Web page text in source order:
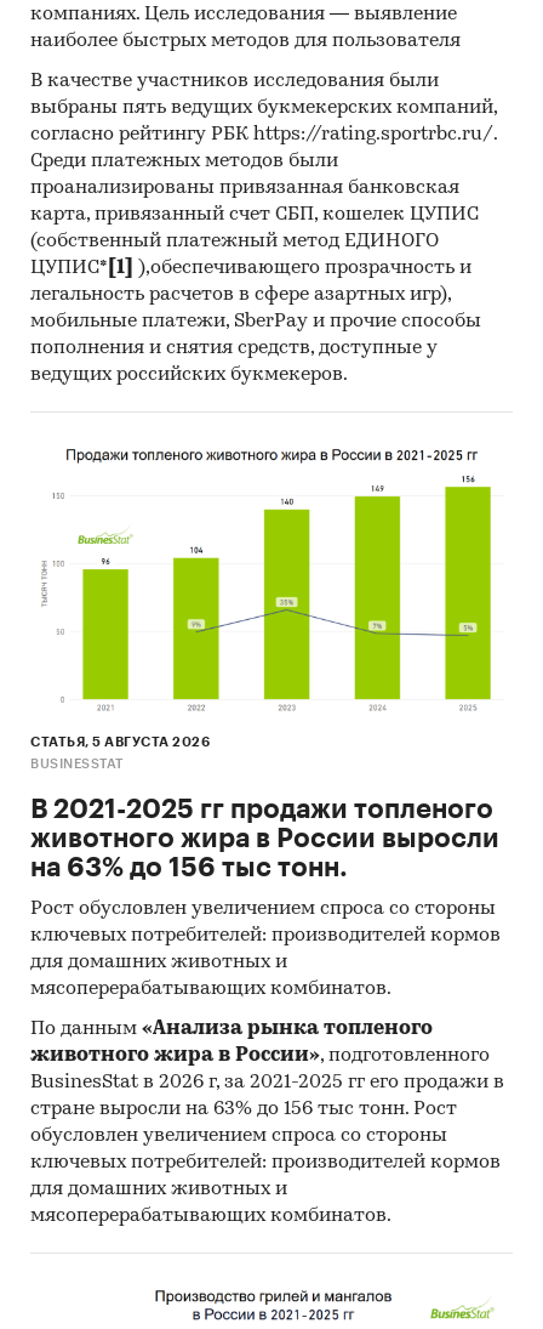
компаниях. Цель исследования — выявление
наиболее быстрых методов для пользователя
В качестве участников исследования были
выбраны пять ведущих букмекерских компаний,
согласно рейтингу РБК https://rating.sportrbc.ru/.
Среди платежных методов были
проанализированы привязанная банковская
карта, привязанный счет СБП, кошелек ЦУПИС
(собственный платежный метод ЕДИНОГО
ЦУПИС* [1]
),обеспечивающего прозрачность и
легальность расчетов в сфере азартных игр),
мобильные платежи, SberPay и прочие способы
пополнения и снятия средств, доступные у
ведущих российских букмекеров.
СТАТЬЯ, 5 АВГУСТА 2026
BUSINESSTAT
В 2021-2025 гг продажи топленого
животного жира в России выросли
на 63% до 156 тыс тонн.
Рост обусловлен увеличением спроса со стороны
ключевых потребителей: производителей кормов
для домашних животных и
мясоперерабатывающих комбинатов.
По данным «Анализа рынка топленого
животного жира в России», подготовленного
BusinesStat в 2026 г, за 2021-2025 гг его продажи в
стране выросли на 63% до 156 тыс тонн. Рост
обусловлен увеличением спроса со стороны
ключевых потребителей: производителей кормов
для домашних животных и
мясоперерабатывающих комбинатов.